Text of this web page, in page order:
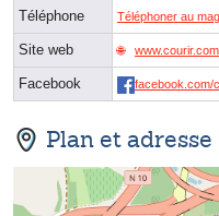
Téléphone Téléphoner au
Site web www.courir.com
Facebook facebook.com/
Plan et adresse